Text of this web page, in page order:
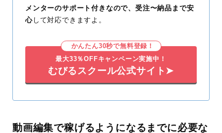
メンターのサポート付きなので、受注〜納品まで安
心して対応できますよ。
かんたん30秒で無料登録！
最大33％OFFキャンペーン実施中！
むびるスクール公式サイト➤
動画編集で稼げるようになるまでに必要な